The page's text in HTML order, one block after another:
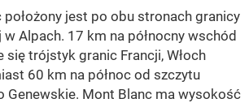
jest po obu stronach granicy
Alpach. 17 km na północny wschód
się trójstyk granic Francji, Włoch
60 km na północ od szczytu
Genewskie. Mont Blanc ma wysokość